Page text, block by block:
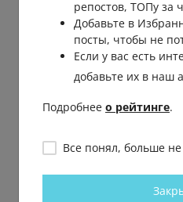
репостов, ТОПу за
Добавьте в
посты, чтобы не
Если у вас есть
добавьте их в наш
Подробнее о рейтинге.
Все понял, больше